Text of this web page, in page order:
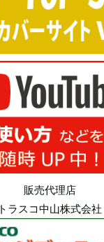
販売代理店
トラスコ中山株式会社